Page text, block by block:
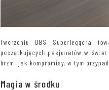
Tworzeniu DBS Superleggera
początkujących pasjonatów w
brzmi jak kompromisy, w tym
Magia w środku